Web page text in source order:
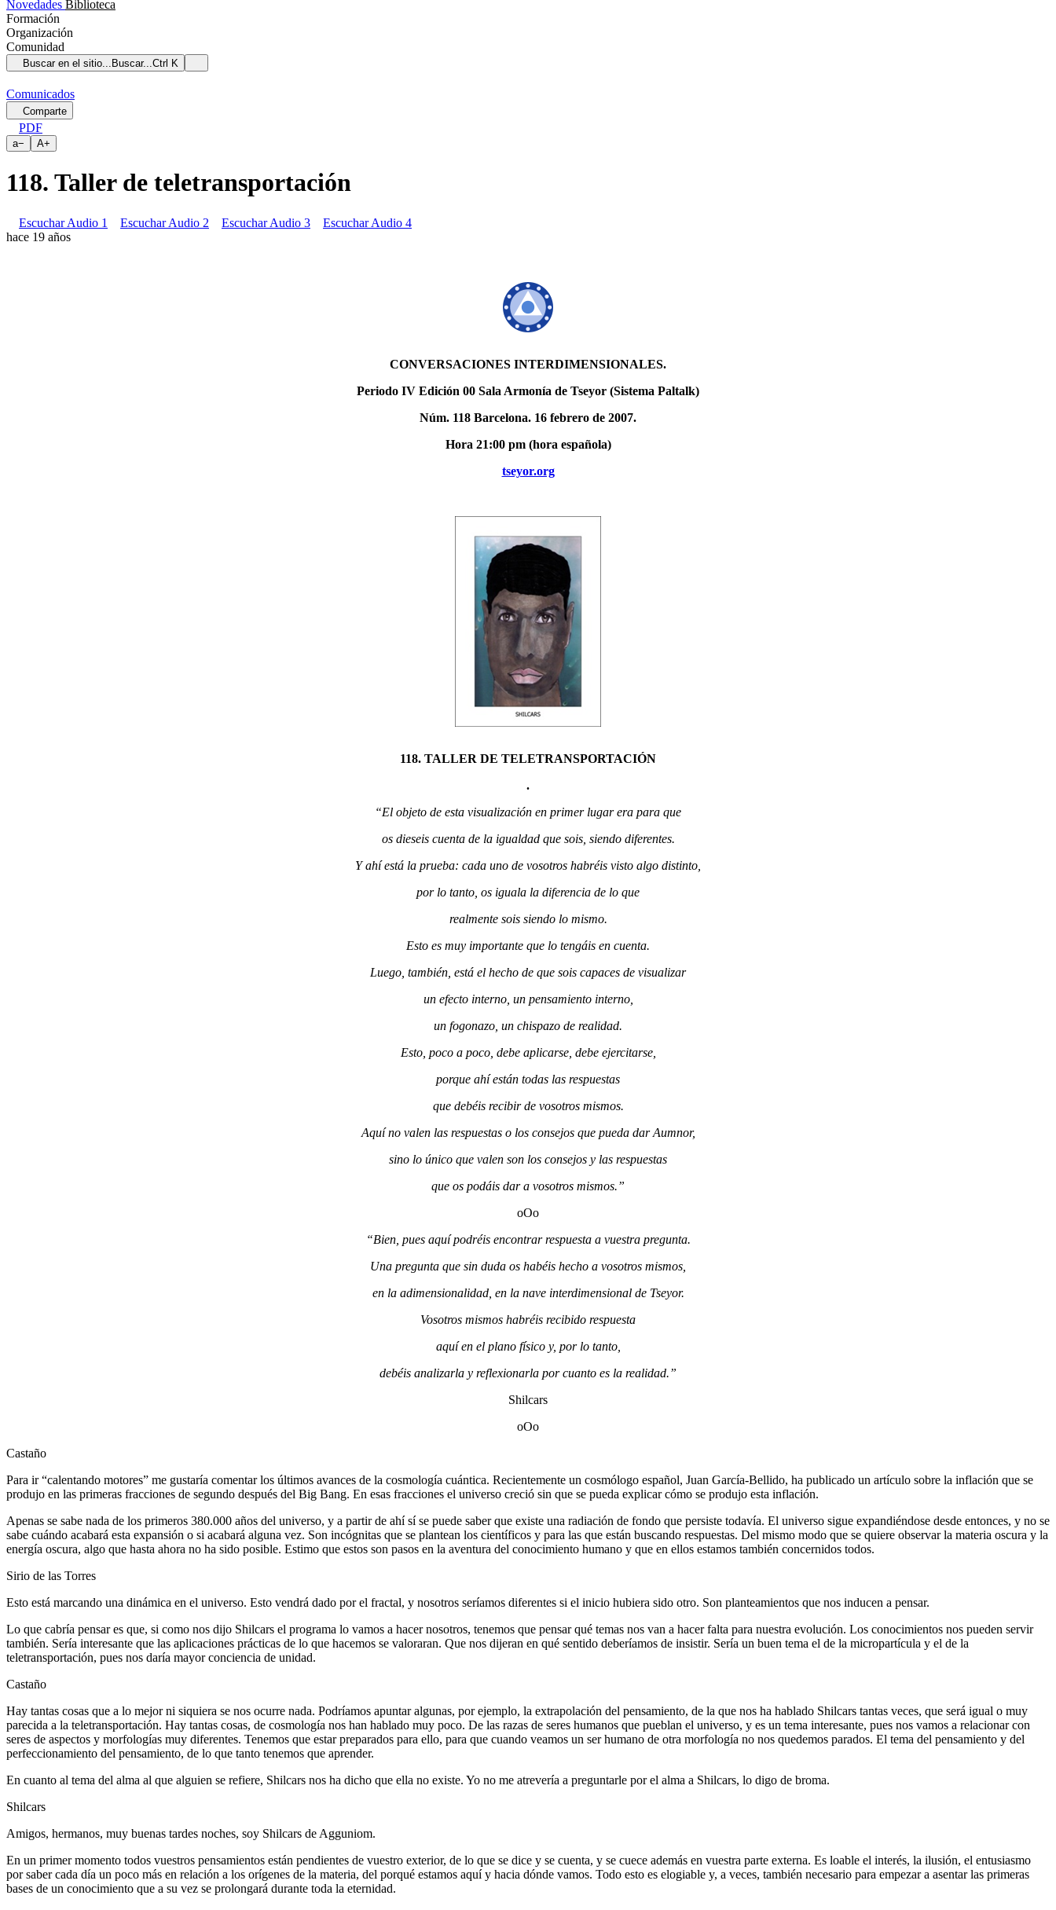
Novedades Biblioteca
Formación
Organización
Comunidad
Buscar en el sitio... Buscar...Ctrl K
Comunicados
Comparte
PDF
a− A+
118. Taller de teletransportación
Escuchar Audio 1 Escuchar Audio 2 Escuchar Audio 3
Escuchar Audio 4
hace 19 años
CONVERSACIONES INTERDIMENSIONALES.
Periodo IV Edición 00 Sala Armonía de Tseyor (Sistema Paltalk)
Núm. 118 Barcelona. 16 febrero de 2007.
Hora 21:00 pm (hora española)
tseyor.org
118. TALLER DE TELETRANSPORTACIÓN
.
“El objeto de esta visualización en primer lugar era para que
os dieseis cuenta de la igualdad que sois, siendo diferentes.
Y ahí está la prueba: cada uno de vosotros habréis visto algo distinto,
por lo tanto, os iguala la diferencia de lo que
realmente sois siendo lo mismo.
Esto es muy importante que lo tengáis en cuenta.
Luego, también, está el hecho de que sois capaces de visualizar
un efecto interno, un pensamiento interno,
un fogonazo, un chispazo de realidad.
Esto, poco a poco, debe aplicarse, debe ejercitarse,
porque ahí están todas las respuestas
que debéis recibir de vosotros mismos.
Aquí no valen las respuestas o los consejos que pueda dar Aumnor,
sino lo único que valen son los consejos y las respuestas
que os podáis dar a vosotros mismos.”
oOo
“Bien, pues aquí podréis encontrar respuesta a vuestra pregunta.
Una pregunta que sin duda os habéis hecho a vosotros mismos,
en la adimensionalidad, en la nave interdimensional de Tseyor.
Vosotros mismos habréis recibido respuesta
aquí en el plano físico y, por lo tanto,
debéis analizarla y reflexionarla por cuanto es la realidad.”
Shilcars
oOo
Castaño
Para ir “calentando motores” me gustaría comentar los últimos avances de la cosmología cuántica. Recientemente un cosmólogo español, Juan García-Bellido, ha publicado un artículo sobre la inflación que se
produjo en las primeras fracciones de segundo después del Big Bang. En esas fracciones el universo creció sin que se pueda explicar cómo se produjo esta inflación.
Apenas se sabe nada de los primeros 380.000 años del universo, y a partir de ahí sí se puede saber que existe una radiación de fondo que persiste todavía. El universo sigue expandiéndose desde entonces, y no se
sabe cuándo acabará esta expansión o si acabará alguna vez. Son incógnitas que se plantean los científicos y para las que están buscando respuestas. Del mismo modo que se quiere observar la materia oscura y la
energía oscura, algo que hasta ahora no ha sido posible. Estimo que estos son pasos en la aventura del conocimiento humano y que en ellos estamos también concernidos todos.
Sirio de las Torres
Esto está marcando una dinámica en el universo. Esto vendrá dado por el fractal, y nosotros seríamos diferentes si el inicio hubiera sido otro. Son planteamientos que nos inducen a pensar.
Lo que cabría pensar es que, si como nos dijo Shilcars el programa lo vamos a hacer nosotros, tenemos que pensar qué temas nos van a hacer falta para nuestra evolución. Los conocimientos nos pueden servir
también. Sería interesante que las aplicaciones prácticas de lo que hacemos se valoraran. Que nos dijeran en qué sentido deberíamos de insistir. Sería un buen tema el de la micropartícula y el de la
teletransportación, pues nos daría mayor conciencia de unidad.
Castaño
Hay tantas cosas que a lo mejor ni siquiera se nos ocurre nada. Podríamos apuntar algunas, por ejemplo, la extrapolación del pensamiento, de la que nos ha hablado Shilcars tantas veces, que será igual o muy
parecida a la teletransportación. Hay tantas cosas, de cosmología nos han hablado muy poco. De las razas de seres humanos que pueblan el universo, y es un tema interesante, pues nos vamos a relacionar con
seres de aspectos y morfologías muy diferentes. Tenemos que estar preparados para ello, para que cuando veamos un ser humano de otra morfología no nos quedemos parados. El tema del pensamiento y del
perfeccionamiento del pensamiento, de lo que tanto tenemos que aprender.
En cuanto al tema del alma al que alguien se refiere, Shilcars nos ha dicho que ella no existe. Yo no me atrevería a preguntarle por el alma a Shilcars, lo digo de broma.
Shilcars
Amigos, hermanos, muy buenas tardes noches, soy Shilcars de Agguniom.
En un primer momento todos vuestros pensamientos están pendientes de vuestro exterior, de lo que se dice y se cuenta, y se cuece además en vuestra parte externa. Es loable el interés, la ilusión, el entusiasmo
por saber cada día un poco más en relación a los orígenes de la materia, del porqué estamos aquí y hacia dónde vamos. Todo esto es elogiable y, a veces, también necesario para empezar a asentar las primeras
bases de un conocimiento que a su vez se prolongará durante toda la eternidad.